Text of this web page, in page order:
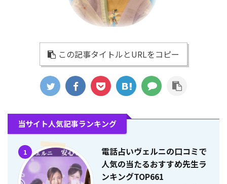
この記事タイトルとURLをコピー
当サイト人気記事ランキング
1
電話占いヴェルニの口コミで
人気の当たるおすすめ先生ラ
ンキングTOP661